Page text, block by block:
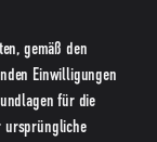
gemäß den
Einwilligungen
für die
ursprüngliche